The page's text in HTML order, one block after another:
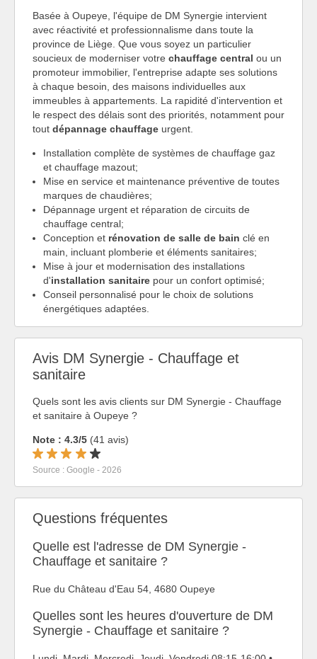
Basée à Oupeye, l'équipe de DM Synergie intervient
avec réactivité et professionnalisme dans toute la
province de Liège. Que vous soyez un particulier
soucieux de moderniser votre chauffage central ou un
promoteur immobilier, l'entreprise adapte ses solutions
à chaque besoin, des maisons individuelles aux
immeubles à appartements. La rapidité d'intervention et
le respect des délais sont des priorités, notamment pour
tout dépannage chauffage urgent.
Installation complète de systèmes de chauffage gaz
et chauffage mazout;
Mise en service et maintenance préventive de toutes
marques de chaudières;
Dépannage urgent et réparation de circuits de
chauffage central;
Conception et rénovation de salle de bain clé en
main, incluant plomberie et éléments sanitaires;
Mise à jour et modernisation des installations
d'installation sanitaire pour un confort optimisé;
Conseil personnalisé pour le choix de solutions
énergétiques adaptées.
Avis DM Synergie - Chauffage et
sanitaire
Quels sont les avis clients sur DM Synergie - Chauffage
et sanitaire à Oupeye ?
Note : 4.3/5 (41 avis)
Source : Google - 2026
Questions fréquentes
Quelle est l'adresse de DM Synergie -
Chauffage et sanitaire ?
Rue du Château d'Eau 54, 4680 Oupeye
Quelles sont les heures d'ouverture de DM
Synergie - Chauffage et sanitaire ?